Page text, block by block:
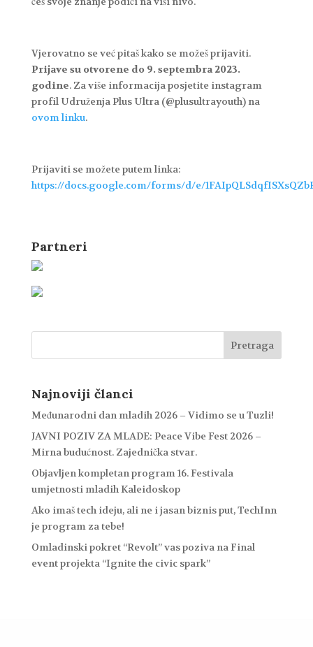
Vjerovatno se već pitaš kako se možeš prijaviti.
Prijave su otvorene do 9. septembra 2023.
godine. Za više informacija posjetite instagram
profil Udruženja Plus Ultra (@plusultrayouth) na
ovom linku.
Prijaviti se možete putem linka:
https://docs.google.com/forms/d/e/
Partneri
Najnoviji članci
Međunarodni dan mladih 2026 – Vidimo se u Tuzli!
JAVNI POZIV ZA MLADE: Peace Vibe Fest 2026 –
Mirna budućnost. Zajednička stvar.
Objavljen kompletan program 16. Festivala
umjetnosti mladih Kaleidoskop
Ako imaš tech ideju, ali ne i jasan biznis put, TechInn
je program za tebe!
Omladinski pokret “Revolt” vas poziva na Final
event projekta “Ignite the civic spark”